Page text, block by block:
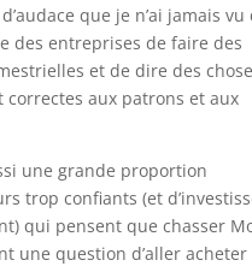
que je n’ai jamais vu
des entreprises de faire des
et de dire des
aux patrons et aux
une grande proportion
trop confiants (et
qui pensent que chasser
une question d’aller acheter